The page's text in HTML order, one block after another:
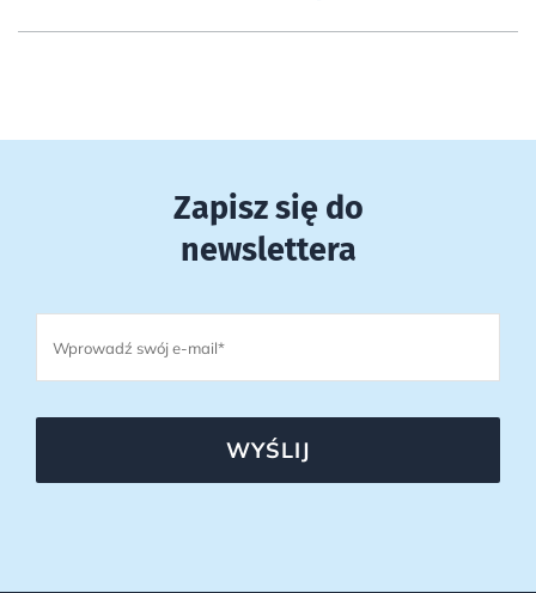
Zapisz się do
newslettera
WYŚLIJ